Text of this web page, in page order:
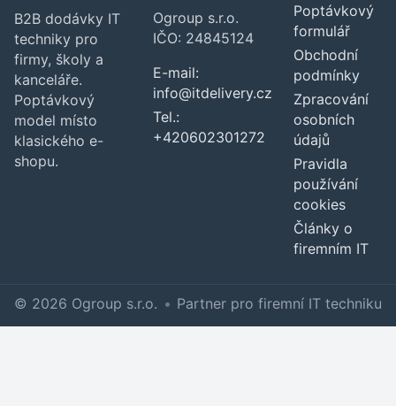
B2B dodávky IT
techniky pro
firmy, školy a
kanceláře.
Poptávkový
model místo
klasického e-
shopu.
Ogroup s.r.o.
IČO: 24845124
E-mail:
info@itdelivery.cz
Tel.:
+420602301272
Poptávkový
formulář
Obchodní
podmínky
Zpracování
osobních
údajů
Pravidla
používání
cookies
Články o
firemním IT
© 2026 Ogroup s.r.o. • Partner pro firemní IT techniku